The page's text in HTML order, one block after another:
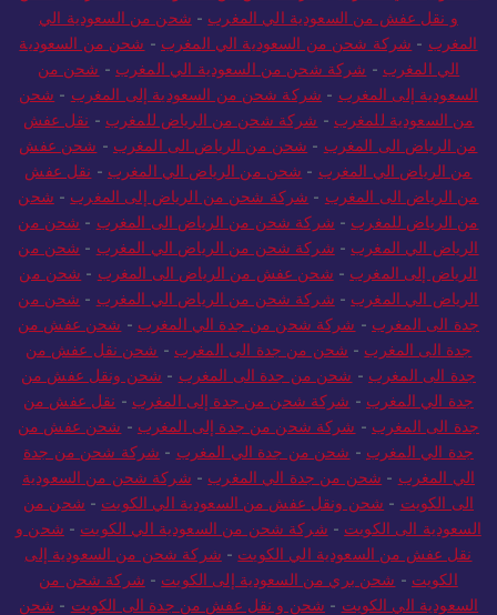
السعودية الي المغرب-شركة شحن من السعودية الى المغرب-شحن
و نقل عفش من السعودية الي المغرب-شحن من السعودية الي
المغرب-شركة شحن من السعودية الي المغرب-شحن من السعودية
الي المغرب-شركة شحن من السعودية الي المغرب-شحن من
السعودية إلى المغرب - شركة شحن من السعودية إلى المغرب -شحن
من السعودية للمغرب - شركة شحن من الرياض للمغرب-نقل عفش
من الرياض الى المغرب -شحن من الرياض الى المغرب - شحن عفش
من الرياض الي المغرب-شحن من الرياض الي المغرب- نقل عفش
من الرياض الى المغرب-شركة شحن من الرياض إلى المغرب-شحن
من الرياض للمغرب - شركة شحن من الرياض الى المغرب - شحن من
الرياض الي المغرب- شركة شحن من الرياض الي المغرب - شحن من
الرياض إلى المغرب -شحن عفش من الرياض الى المغرب - شحن من
الرياض الي المغرب- شركة شحن من الرياض الي المغرب- شحن من
جدة الى المغرب -شركة شحن من جدة الي المغرب- شحن عفش من
جدة الى المغرب -شحن من جدة الى المغرب -شحن نقل عفش من
جدة الى المغرب- شحن من جدة الى المغرب-شحن ونقل عفش من
جدة الي المغرب-شركة شحن من جدة إلى المغرب-نقل عفش من
جدة الى المغرب - شركة شحن من جدة إلى المغرب- شحن عفش من
جدة الي المغرب- شحن من جدة الي المغرب -شركة شحن من جدة
الي المغرب -شحن من جدة الي المغرب-شركة شحن من السعودية
الى الكويت
-شحن ونقل عفش من السعودية الي الكويت-شحن من
السعودية الى الكويت-شركة شحن من السعودية الي الكويت -شحن و
نقل عفش من السعودية الي الكويت -شركة شحن من السعودية إلى
الكويت- شحن بري من السعودية إلى الكويت- شركة شحن من